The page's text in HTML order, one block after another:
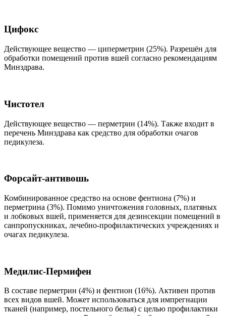
Цифокс
Действующее вещество — циперметрин (25%). Разрешён для
обработки помещений против вшей согласно рекомендациям
Минздрава.
Чистотел
Действующее вещество — перметрин (14%). Также входит в
перечень Минздрава как средство для обработки очагов
педикулеза.
Форсайт-антивошь
Комбинированное средство на основе фентиона (7%) и
перметрина (3%). Помимо уничтожения головных, платяных
и лобковых вшей, применяется для дезинсекции помещений в
санпропускниках, лечебно-профилактических учреждениях и
очагах педикулеза.
Медилис-Пермифен
В составе перметрин (4%) и фентион (16%). Активен против
всех видов вшей. Может использоваться для импрегнации
тканей (например, постельного белья) с целью профилактики